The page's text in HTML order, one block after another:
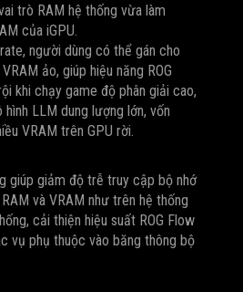
trò RAM hệ thống vừa làm
của iGPU.
người dùng có thể gán cho
ảo, giúp hiệu năng ROG
khi chạy game độ phân giải cao,
LLM dung lượng lớn, vốn
VRAM trên GPU rời.
giúp giảm độ trễ truy cập bộ nhớ
và VRAM như trên hệ thống
cải thiện hiệu suất ROG Flow
vụ phụ thuộc vào băng thông bộ